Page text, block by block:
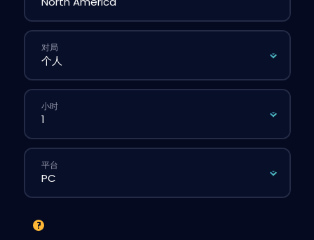
对局
小时
平台